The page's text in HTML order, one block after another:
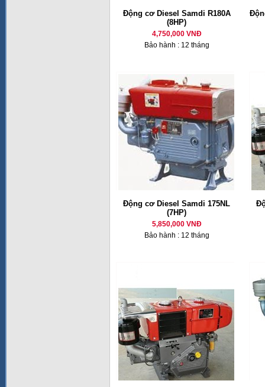
Động cơ Diesel Samdi R180A
(8HP)
4,750,000 VNĐ
Bảo hành : 12 tháng
Động cơ Diesel Samdi 175NL
(7HP)
5,850,000 VNĐ
Bảo hành : 12 tháng